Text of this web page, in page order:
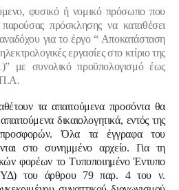
φυσικό ή νομικό πρόσωπο που
παρούσας πρόσκλησης να καταθέσει
για το έργο “ Αποκατάσταση
εργασίες στο κτίριο της
με συνολικό προϋπολογισμό έως
τα απαιτούμενα προσόντα θα
δικαιολογητικά, εντός της
Όλα τα έγγραφα του
στο συνημμένο αρχείο. Για τη
φορέων το Τυποποιημένο Έντυπο
του άρθρου 79 παρ. 4 του ν.